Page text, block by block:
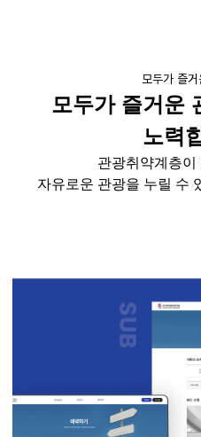
모두가 즐
모두가 즐거운
노력
관광취약계층이
자유로운 관광을 누릴 수